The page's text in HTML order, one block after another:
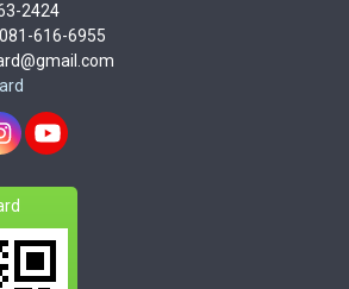
2424
616-6955